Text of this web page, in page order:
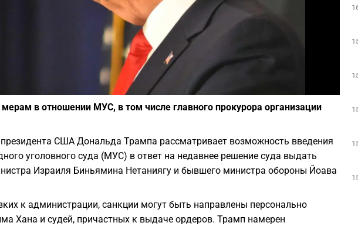
в отношении МУС, в том числе главного прокурора организации
США Дональда Трампа рассматривает возможность введения
уголовного суда (МУС) в ответ на недавнее решение суда выдать
Израиля Биньямина Нетаниягу и бывшего министра обороны Йоава
к администрации, санкции могут быть направлены персонально
Хана и судей, причастных к выдаче ордеров. Трамп намерен